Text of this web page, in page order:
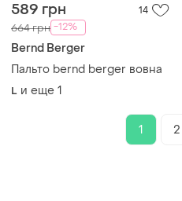
589 грн 14
664 грн -12%
Bernd Berger
Пальто bernd berger вовна
L и еще 1
1 2